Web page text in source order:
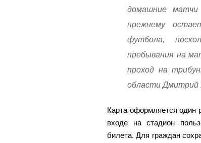
домашние
прежнему
футбола,
пребывания на
проход на
области Дмитрий
Карта оформляется один
входе на стадион
билета. Для граждан